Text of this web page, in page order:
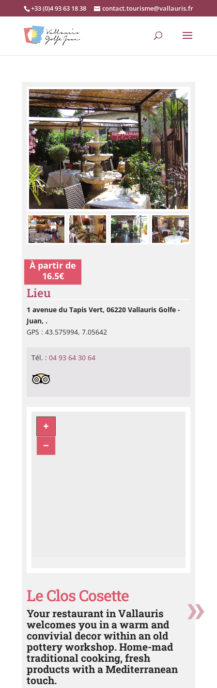
+33 (0)4 93 63 18 38 contact.tourisme@vallauris.fr
À partir de
16.5€
Lieu
1 avenue du Tapis Vert, 06220 Vallauris Golfe -
Juan, .
GPS : 43.575994, 7.05642
Tél. : 04 93 64 30 64
Le Clos Cosette
Your restaurant in Vallauris
welcomes you in a warm and
convivial decor within an old
pottery workshop. Home-mad
traditional cooking, fresh
products with a Mediterranean
touch.